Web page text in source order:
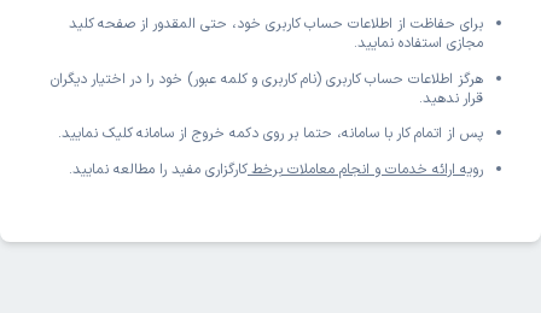
برای حفاظت از اطلاعات حساب کاربری خود، حتی المقدور از صفحه کلید
مجازی استفاده نمایید.
هرگز اطلاعات حساب کاربری (نام کاربری و کلمه عبور) خود را در اختیار دیگران
قرار ندهید.
پس از اتمام کار با سامانه، حتما بر روی دکمه خروج از سامانه کلیک نمایید.
رویه ارائه خدمات و انجام معاملات برخطکارگزاری مفید را مطالعه نمایید.